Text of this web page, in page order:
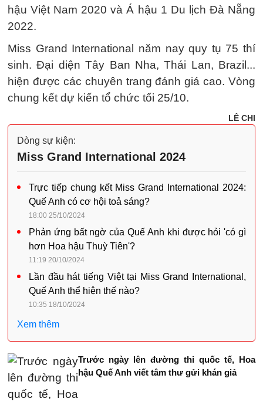
hậu Việt Nam 2020 và Á hậu 1 Du lịch Đà Nẵng
2022.
Miss Grand International năm nay quy tụ 75 thí
sinh. Đại diện Tây Ban Nha, Thái Lan, Brazil...
hiện được các chuyên trang đánh giá cao. Vòng
chung kết dự kiến tổ chức tối 25/10.
LÊ CHI
Dòng sự kiện:
Miss Grand International 2024
Trực tiếp chung kết Miss Grand International 2024:
Quế Anh có cơ hội toả sáng?
18:00 25/10/2024
Phản ứng bất ngờ của Quế Anh khi được hỏi 'có gì
hơn Hoa hậu Thuỳ Tiên'?
11:19 20/10/2024
Lần đầu hát tiếng Việt tại Miss Grand International,
Quế Anh thể hiện thế nào?
10:35 18/10/2024
Xem thêm
Trước ngày lên đường thi quốc tế, Hoa
hậu Quế Anh viết tâm thư gửi khán giả